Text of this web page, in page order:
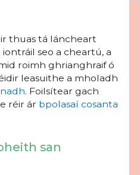
thuas tá láncheart
seo a cheartú, a
roimh ghrianghraif ó
leasuithe a mholadh
. Foilsítear gach
réir ár bpolasaí cosanta
san